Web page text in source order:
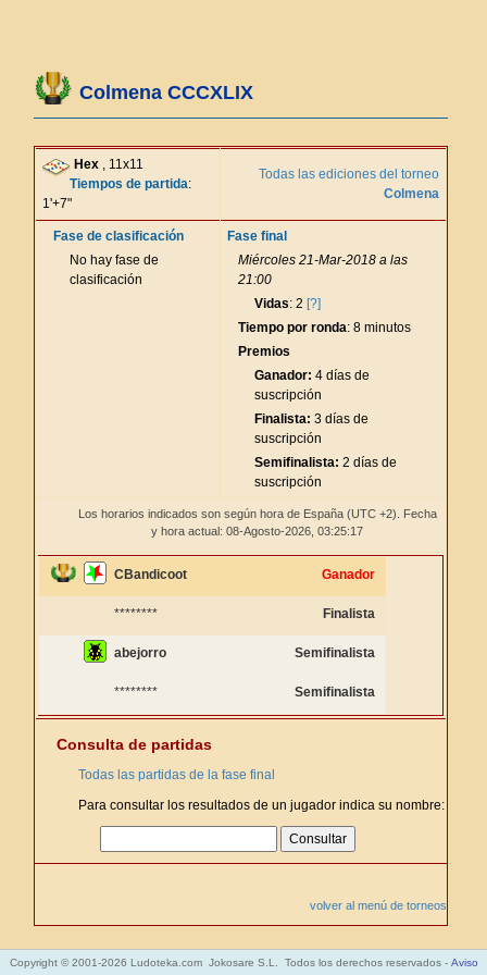
Colmena CCCXLIX
Hex , 11x11
Tiempos de partida:
1'+7"
Todas las ediciones del torneo
Colmena
Fase de clasificación
No hay fase de
clasificación
Fase final
Miércoles 21-Mar-2018 a las
21:00
Vidas: 2 [?]
Tiempo por ronda: 8 minutos
Premios
Ganador: 4 días de
suscripción
Finalista: 3 días de
suscripción
Semifinalista: 2 días de
suscripción
Los horarios indicados son según hora de España (UTC +2). Fecha
y hora actual: 08-Agosto-2026, 03:25:17
CBandicoot Ganador
******** Finalista
abejorro Semifinalista
******** Semifinalista
Consulta de partidas
Todas las partidas de la fase final
Para consultar los resultados de un jugador indica su nombre:
volver al menú de torneos
Copyright © 2001-2026 Ludoteka.com Jokosare S.L. Todos los derechos reservados - Aviso